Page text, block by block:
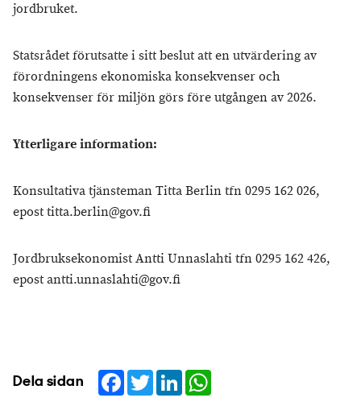
jordbruket.
Statsrådet förutsatte i sitt beslut att en utvärdering av
förordningens ekonomiska konsekvenser och
konsekvenser för miljön görs före utgången av 2026.
Ytterligare information:
Konsultativa tjänsteman Titta Berlin tfn 0295 162 026,
epost titta.berlin@gov.fi
Jordbruksekonomist Antti Unnaslahti tfn 0295 162 426,
epost antti.unnaslahti@gov.fi
Dela sidan Facebook
TwitterLinkedIn